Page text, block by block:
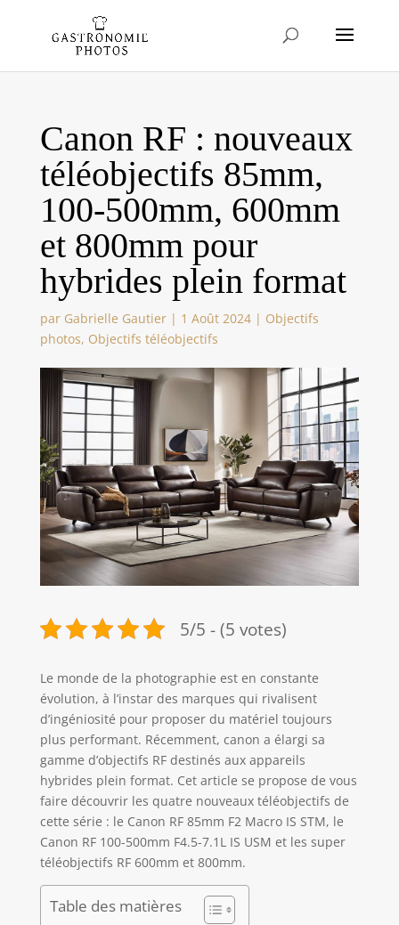
Canon RF : nouveaux
téléobjectifs 85mm,
100-500mm, 600mm
et 800mm pour
hybrides plein format
par Gabrielle Gautier| 1 Août 2024| Objectifs
photos, Objectifs téléobjectifs
5/5 - (5 votes)
Le monde de la photographie est en constante
évolution, à l’instar des marques qui rivalisent
d’ingéniosité pour proposer du matériel toujours
plus performant. Récemment, canon a élargi sa
gamme d’objectifs RF destinés aux appareils
hybrides plein format. Cet article se propose de vous
faire découvrir les quatre nouveaux téléobjectifs de
cette série : le Canon RF 85mm F2 Macro IS STM, le
Canon RF 100-500mm F4.5-7.1L IS USM et les super
téléobjectifs RF 600mm et 800mm.
Table des matières